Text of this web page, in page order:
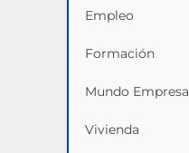
Empleo
Formación
Mundo Empresa
Vivienda